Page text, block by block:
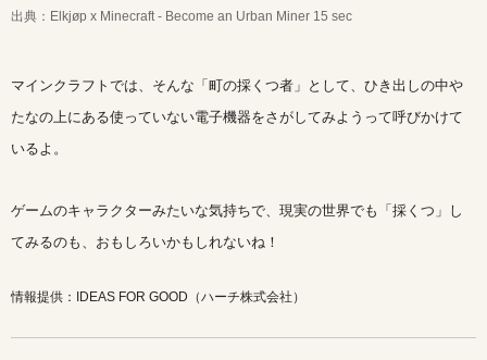
出典：Elkjøp x Minecraft - Become an Urban Miner 15 sec
マインクラフトでは、そんな「町の採くつ者」として、ひき出しの中や
たなの上にある使っていない電子機器をさがしてみようって呼びかけて
いるよ。
ゲームのキャラクターみたいな気持ちで、現実の世界でも「採くつ」し
てみるのも、おもしろいかもしれないね！
情報提供：IDEAS FOR GOOD（ハーチ株式会社）